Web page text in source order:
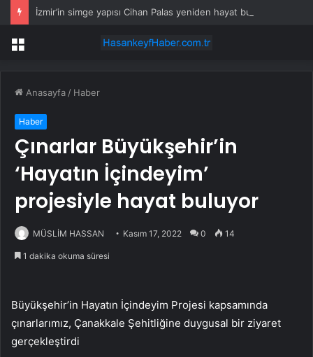
İzmir’in simge yapısı Cihan Palas yeniden hayat buluyor
Menü
Anasayfa / Haber
Haber
Çınarlar Büyükşehir’in
‘Hayatın İçindeyim’
projesiyle hayat buluyor
MÜSLİM HASSAN Kasım 17, 2022 0 14
1 dakika okuma süresi
Büyükşehir’in Hayatın İçindeyim Projesi kapsamında
çınarlarımız, Çanakkale Şehitliğine duygusal bir ziyaret
gerçekleştirdi